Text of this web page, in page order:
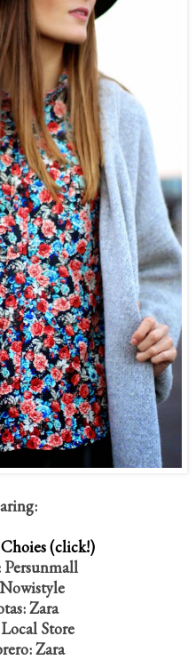
Choies (click!)
Zara
Store
Zara